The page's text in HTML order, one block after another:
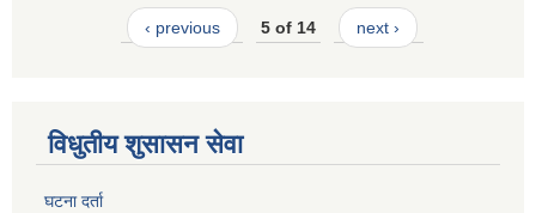
‹ previous 5 of 14 next ›
विधुतीय शुसासन सेवा
घटना दर्ता